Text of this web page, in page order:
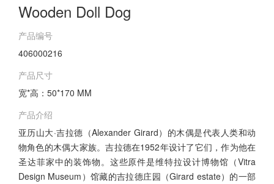
Wooden Doll Dog
产品编号
406000216
产品尺寸
宽*高：50*170 MM
产品介绍
亚历山大·吉拉德（Alexander Girard）的木偶是代表人类和动
物角色的木偶大家族。吉拉德在1952年设计了它们，作为他在
圣达菲家中的装饰物。这些原件是维特拉设计博物馆（Vitra
Design Museum）馆藏的吉拉德庄园（Girard estate）的一部